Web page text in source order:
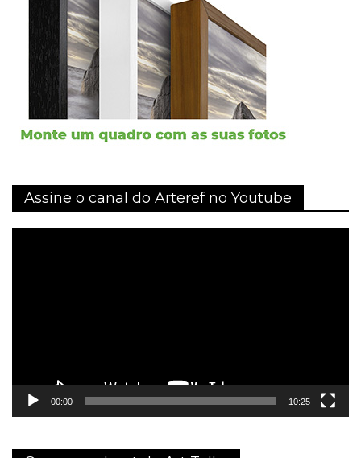
Assine o canal do Arteref no Youtube
00:00 10:25